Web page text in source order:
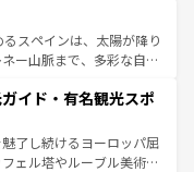
景やアマルフィ海岸の絶
観光の合間には、本場の
ア料理を堪能することも
れない旅をしてみよう！
スペインは、太陽が降り
ー山脈まで、多彩な自然
なフラメンコ、熱気あふ
が生活の一部となってい
雰囲気や、バルセロナの
は古代ローマ遺跡や中世
イド・有名観光スポ
了し続けるヨーロッパ屈
ェル塔やルーブル美術館